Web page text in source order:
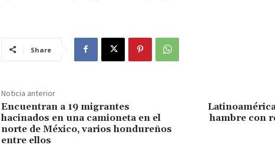
Share
Noticia anterior
Encuentran a 19 migrantes
hacinados en una camioneta en el
norte de México, varios hondureños
entre ellos
hambre con